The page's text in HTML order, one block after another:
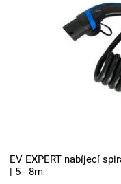
EV EXPERT nabíjecí
| 5 - 8m